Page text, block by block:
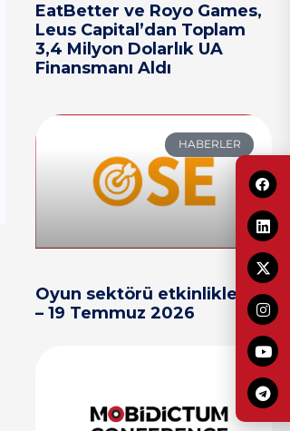
EatBetter ve Royo Games,
Leus Capital’dan Toplam
3,4 Milyon Dolarlık UA
Finansmanı Aldı
HABERLER
Oyun sektörü etkinlikleri 13
– 19 Temmuz 2026